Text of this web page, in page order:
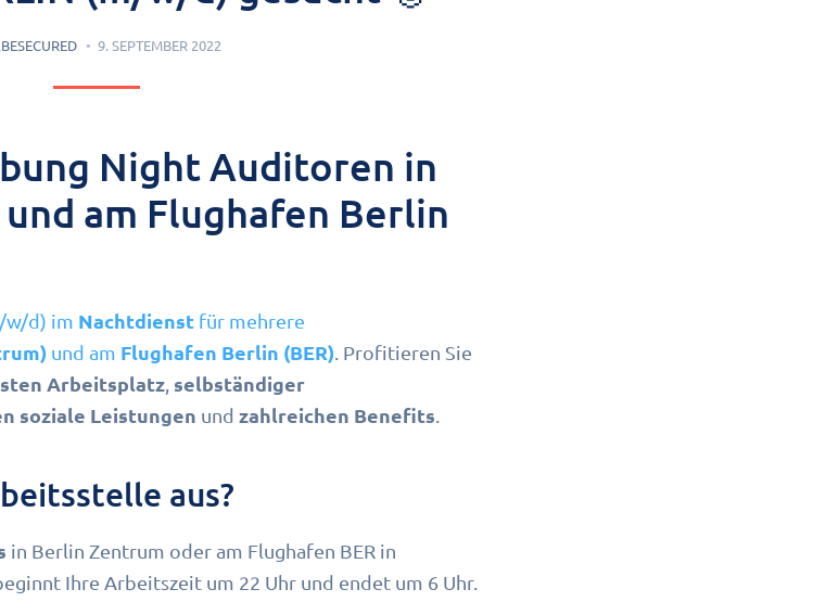
9. SEPTEMBER 2022
Night Auditoren in
am Flughafen Berlin
w/d) im Nachtdienst für mehrere
und am Flughafen Berlin (BER) . Profitieren Sie
Arbeitsplatz selbständiger
soziale Leistungen und zahlreichen Benefits
aus?
in Berlin Zentrum oder am Flughafen BER in
Ihre Arbeitszeit um 22 Uhr und endet um 6 Uhr.